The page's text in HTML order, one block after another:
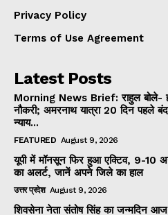
Privacy Policy
Terms of Use Agreement
Latest Posts
Morning News Brief: राहुल बोले-
नौकरी; अमरनाथ यात्रा 20 दिन पहले
न्याय...
FEATURED August 9, 2026
यूपी में मॉनसून फिर हुआ एक्टिव, 9-10
का अलर्ट, जानें अपने जिले का हाल
उत्तर प्रदेश August 9, 2026
शिवसेना नेता संतोष सिंह का जन्मदिन